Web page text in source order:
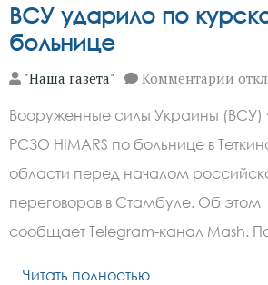
ВСУ ударило по
больнице
"Наша газета" Комментарии к
ВСУ
по
Вооруженные силы Украины (ВСУ)
РСЗО HIMARS по больнице в
области перед началом
переговоров в Стамбуле. Об этом
сообщает Telegram-канал Mash.
Читать полностью